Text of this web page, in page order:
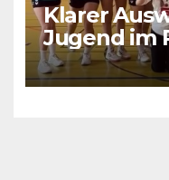
Klarer
Jugend im
in